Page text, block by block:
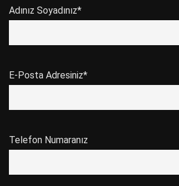
Adınız Soyadınız*
E-Posta Adresiniz*
Telefon Numaranız